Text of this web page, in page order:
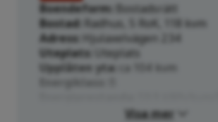
Boendeform
Bostadsrätt
Bostad
Radhus, 5 RoK, 118 kvm
Adress
Hjulaxelvägen 234
Uteplats
Uteplats
Upplåten yta
ca 104 kvm
Visa mer